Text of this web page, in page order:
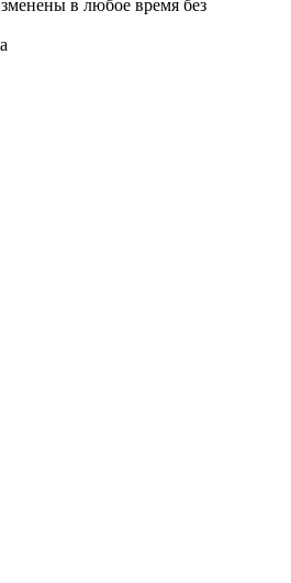
в любое время без